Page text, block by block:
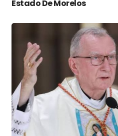
Estado De Morelos